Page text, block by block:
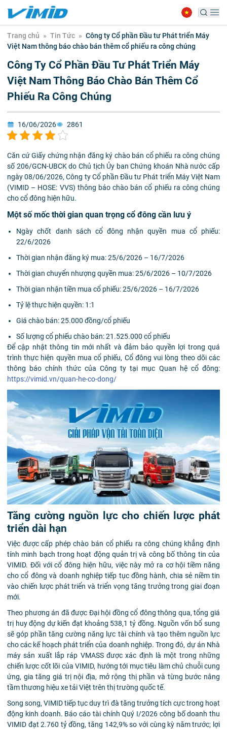
Trang chủ » Tin Tức » Công ty Cổ phần Đầu tư Phát triển Máy
Việt Nam thông báo chào bán thêm cổ phiếu ra công chúng
Công Ty Cổ Phần Đầu Tư Phát Triển Máy
Việt Nam Thông Báo Chào Bán Thêm Cổ
Phiếu Ra Công Chúng
16/06/2026 2861
Căn cứ Giấy chứng nhận đăng ký chào bán cổ phiếu ra công chúng
số 206/GCN-UBCK do Chủ tịch Ủy ban Chứng khoán Nhà nước cấp
ngày 08/06/2026, Công ty Cổ phần Đầu tư Phát triển Máy Việt Nam
(VIMID – HOSE: VVS) thông báo chào bán cổ phiếu ra công chúng
cho cổ đông hiện hữu.
Một số mốc thời gian quan trọng cổ đông cần lưu ý
Ngày chốt danh sách cổ đông nhận quyền mua cổ phiếu:
22/6/2026
Thời gian nhận đăng ký mua: 25/6/2026 – 16/7/2026
Thời gian chuyển nhượng quyền mua: 25/6/2026 – 10/7/2026
Thời gian nhận tiền mua cổ phiếu: 25/6/2026 – 16/7/2026
Tỷ lệ thực hiện quyền: 1:1
Giá chào bán: 25.000 đồng/cổ phiếu
Số lượng cổ phiếu chào bán: 21.525.000 cổ phiếu
Để cập nhật thông tin mới nhất và đảm bảo quyền lợi trong quá
trình thực hiện quyền mua cổ phiếu, Cổ đông vui lòng theo dõi các
thông báo chính thức của Công ty tại mục Quan hệ cổ đông:
https://vimid.vn/quan-he-co-dong/
Tăng cường nguồn lực cho chiến lược phát
triển dài hạn
Việc được cấp phép chào bán cổ phiếu ra công chúng khẳng định
tính minh bạch trong hoạt động quản trị và công bố thông tin của
VIMID. Đối với cổ đông hiện hữu, việc này mở ra cơ hội tiềm năng
cho cổ đông và doanh nghiệp tiếp tục đồng hành, chia sẻ niềm tin
vào chiến lược phát triển và triển vọng tăng trưởng trong giai đoạn
mới.
Theo phương án đã được Đại hội đồng cổ đông thông qua, tổng giá
trị huy động dự kiến đạt khoảng 538,1 tỷ đồng. Nguồn vốn bổ sung
sẽ góp phần tăng cường năng lực tài chính và tạo thêm nguồn lực
cho các kế hoạch phát triển của doanh nghiệp. Trong đó, dự án Nhà
máy sản xuất lắp ráp VMASS được xác định là một trong những
chiến lược cốt lõi của VIMID, hướng tới mục tiêu làm chủ chuỗi cung
ứng, gia tăng giá trị nội địa, mở rộng thị phần và từng bước nâng
tầm thương hiệu xe tải Việt trên thị trường quốc tế.
Song song, VIMID tiếp tục duy trì đà tăng trưởng tích cực trong hoạt
động kinh doanh. Báo cáo tài chính Quý I/2026 công bố doanh thu
VIMID đạt 2.760 tỷ đồng, tăng 142,9% so với cùng kỳ năm trước; lợi